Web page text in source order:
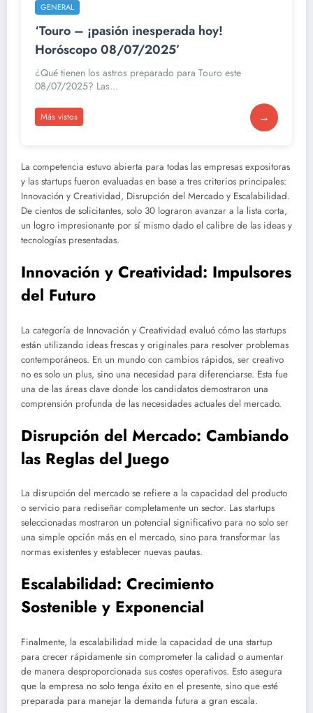
GENERAL
‘Touro – ¡pasión inesperada hoy!
Horóscopo 08/07/2025’
¿Qué tienen los astros preparado para Touro este
08/07/2025? Las...
Más vistos →
La competencia estuvo abierta para todas las empresas expositoras
y las startups fueron evaluadas en base a tres criterios principales:
Innovación y Creatividad, Disrupción del Mercado y Escalabilidad.
De cientos de solicitantes, solo 30 lograron avanzar a la lista corta,
un logro impresionante por sí mismo dado el calibre de las ideas y
tecnologías presentadas.
Innovación y Creatividad: Impulsores
del Futuro
La categoría de Innovación y Creatividad evaluó cómo las startups
están utilizando ideas frescas y originales para resolver problemas
contemporáneos. En un mundo con cambios rápidos, ser creativo
no es solo un plus, sino una necesidad para diferenciarse. Esta fue
una de las áreas clave donde los candidatos demostraron una
comprensión profunda de las necesidades actuales del mercado.
Disrupción del Mercado: Cambiando
las Reglas del Juego
La disrupción del mercado se refiere a la capacidad del producto
o servicio para rediseñar completamente un sector. Las startups
seleccionadas mostraron un potencial significativo para no solo ser
una simple opción más en el mercado, sino para transformar las
normas existentes y establecer nuevas pautas.
Escalabilidad: Crecimiento
Sostenible y Exponencial
Finalmente, la escalabilidad mide la capacidad de una startup
para crecer rápidamente sin comprometer la calidad o aumentar
de manera desproporcionada sus costes operativos. Esto asegura
que la empresa no solo tenga éxito en el presente, sino que esté
preparada para manejar la demanda futura a gran escala.